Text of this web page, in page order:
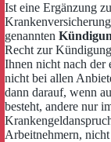
Ist eine Ergänzung
genannten
Recht zur
Ihnen nicht nach der
nicht bei allen
dann darauf, wenn
besteht, andere nur
Arbeitnehmern,